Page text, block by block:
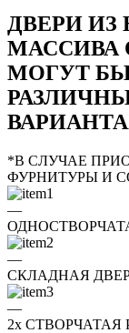
ДВЕРИ ИЗ
МАССИВА
МОГУТ
*В СЛУЧАЕ
ФУРНИТУРЫ И
—
—
СКЛАДНАЯ
—
2x